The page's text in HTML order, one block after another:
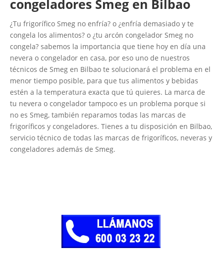
congeladores Smeg en Bilbao
¿Tu frigorífico Smeg no enfría? o ¿enfría demasiado y te
congela los alimentos? o ¿tu arcón congelador Smeg no
congela? sabemos la importancia que tiene hoy en día una
nevera o congelador en casa, por eso uno de nuestros
técnicos de Smeg en Bilbao te solucionará el problema en el
menor tiempo posible, para que tus alimentos y bebidas
estén a la temperatura exacta que tú quieres. La marca de
tu nevera o congelador tampoco es un problema porque si
no es Smeg, también reparamos todas las marcas de
frigoríficos y congeladores. Tienes a tu disposición en Bilbao,
servicio técnico de todas las marcas de frigoríficos, neveras y
congeladores además de Smeg.